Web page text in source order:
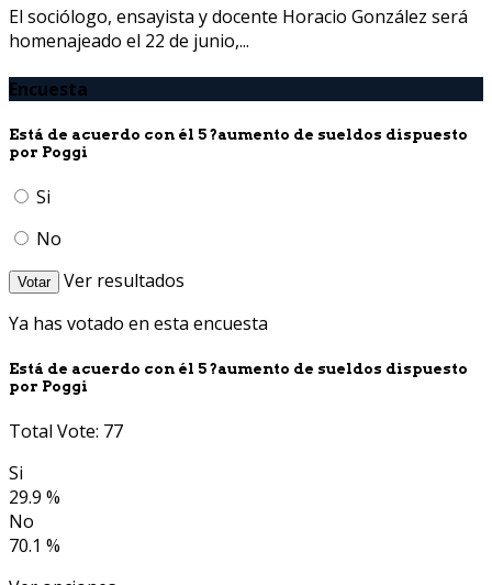
El sociólogo, ensayista y docente Horacio González será
homenajeado el 22 de junio,...
Encuesta
Está de acuerdo con él 5 ?aumento de sueldos dispuesto
por Poggi
Si
No
Votar
Ver resultados
Ya has votado en esta encuesta
Está de acuerdo con él 5 ?aumento de sueldos dispuesto
por Poggi
Total Vote: 77
Si
29.9 %
No
70.1 %